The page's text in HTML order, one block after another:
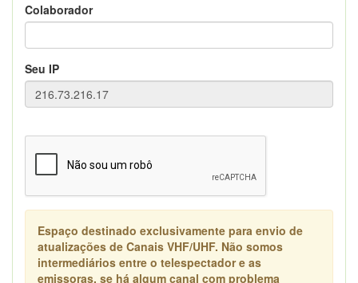
Colaborador
Seu IP
Espaço destinado exclusivamente para envio de
atualizações de Canais VHF/UHF. Não somos
intermediários entre o telespectador e as
emissoras, se há algum canal com problema